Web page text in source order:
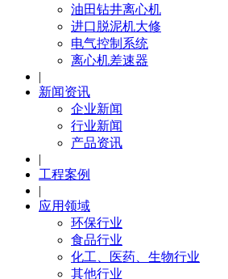
油田钻井离心机
进口脱泥机大修
电气控制系统
离心机差速器
|
新闻资讯
企业新闻
行业新闻
产品资讯
|
工程案例
|
应用领域
环保行业
食品行业
化工、医药、生物行业
其他行业